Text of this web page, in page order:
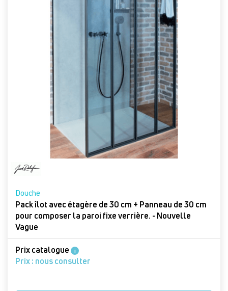
Douche
Pack îlot avec étagère de 30 cm + Panneau de 30 cm
pour composer la paroi fixe verrière. - Nouvelle
Vague
Prix catalogue i
Prix : nous consulter